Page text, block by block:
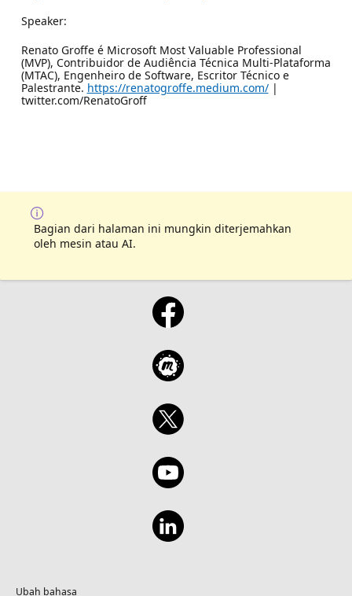
Speaker:
Renato Groffe é Microsoft Most Valuable Professional
(MVP), Contribuidor de Audiência Técnica Multi-Plataforma
(MTAC), Engenheiro de Software, Escritor Técnico e
Palestrante. https://renatogroffe.medium.com/|
twitter.com/RenatoGroff
Bagian dari halaman ini mungkin diterjemahkan
oleh mesin atau AI.
Ubah bahasa